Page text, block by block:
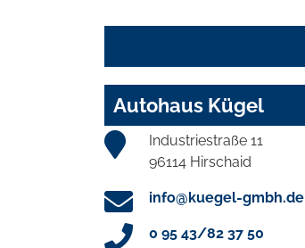
Autohaus Kügel
Industriestraße 11
96114 Hirschaid
info@kuegel-gmbh.de
0 95 43/82 37 50